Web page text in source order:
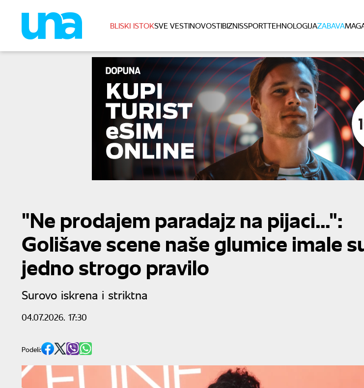
BLISKI ISTOKSVE VESTINOVOSTIBIZNISSPORTTEHNOLOGIJAZABAVA
"Ne prodajem paradajz na pijaci...":
Golišave scene naše glumice imale
jedno strogo pravilo
Surovo iskrena i striktna
04.07.2026. 17:30
Podeli: